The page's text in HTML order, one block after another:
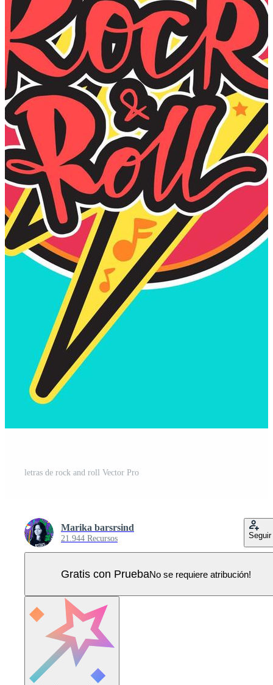
letras de rock and roll Vector Pro
Marika barsrsind
21.944 Recursos Seguir
Gratis con PruebaNo se requiere atribución!